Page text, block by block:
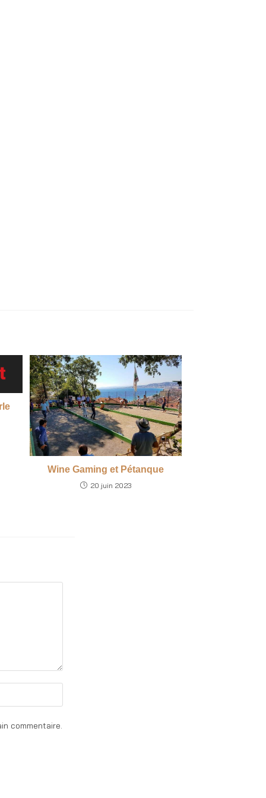
Wine Gaming et Pétanque
20 juin 2023
commentaire.